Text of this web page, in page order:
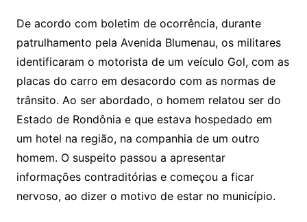
o
o
m
De acordo com boletim de ocorrência, durante
patrulhamento pela Avenida Blumenau, os militares
identificaram o motorista de um veículo Gol, com as
placas do carro em desacordo com as normas de
trânsito. Ao ser abordado, o homem relatou ser do
Estado de Rondônia e que estava hospedado em
um hotel na região, na companhia de um outro
homem. O suspeito passou a apresentar
informações contraditórias e começou a ficar
nervoso, ao dizer o motivo de estar no município.